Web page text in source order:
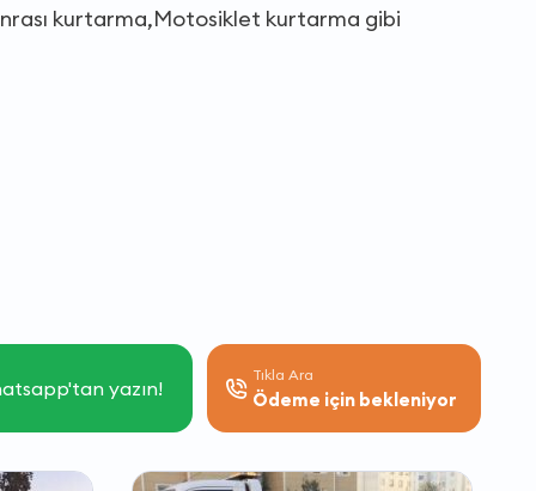
kurtarma,Motosiklet kurtarma gibi
yazın!
Tıkla Ara
Ödeme için bekleniyor